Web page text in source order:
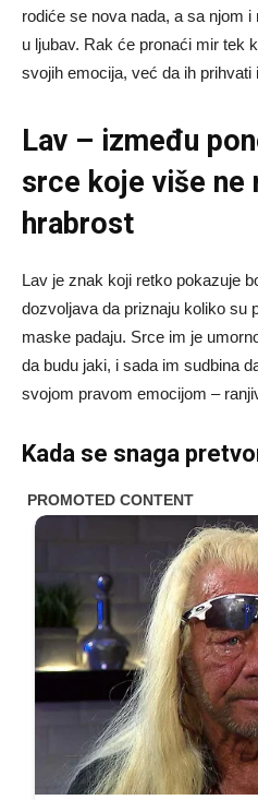
rodiće se nova nada, a sa njom
u ljubav. Rak će pronaći mir tek
svojih emocija, već da ih
Lav – između
srce koje više ne
hrabrost
Lav je znak koji retko pokazuje
dozvoljava da priznaju koliko su
maske padaju. Srce im je
da budu jaki, i sada im sudbina
svojom pravom emocijom –
Kada se snaga